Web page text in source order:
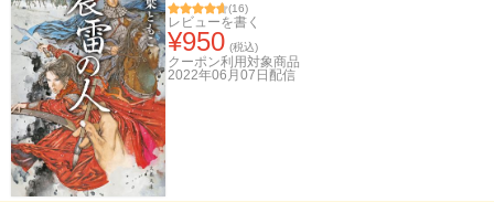
(16)
レビューを書く
¥950 (税込)
クーポン利用対象商品
2022年06月07日 配信